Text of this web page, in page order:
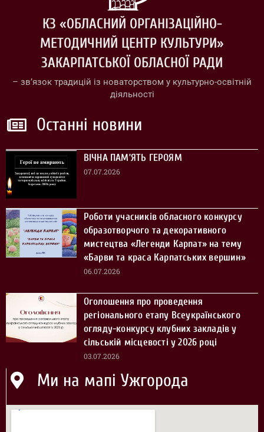
КЗ «ОБЛАСНИЙ ОРГАНІЗАЦІЙНО-
МЕТОДИЧНИЙ ЦЕНТР КУЛЬТУРИ»
ЗАКАРПАТСЬКОЇ ОБЛАСНОЇ РАДИ
– зв’язок традицій із новаторством у культурно-освітній
діяльності
Останні новини
ВІЧНА ПАМ’ЯТЬ ГЕРОЯМ
07.07.2026
Роботи учасників обласного конкурсу
образотворчого та декоративного
мистецтва «Легенди Карпат» на тему
«Барви та краса Карпатських вершин»
06.07.2026
Оголошення про проведення
регіонального етапу Всеукраїнського
огляду-конкурсу клубних закладів у
сільській місцевості у 2026 році
03.07.2026
Ми на мапі Ужгорода